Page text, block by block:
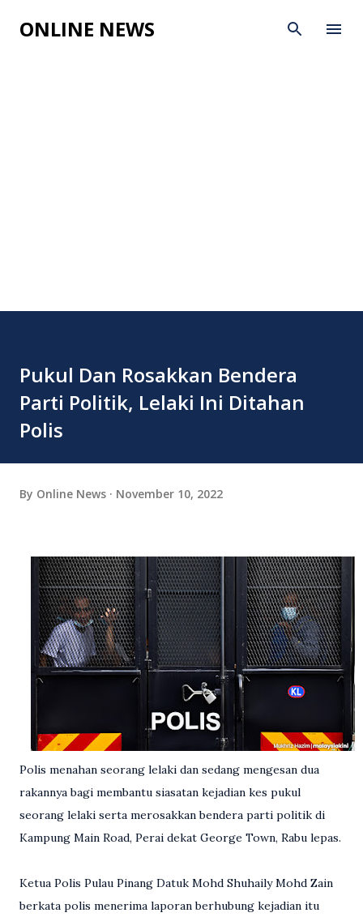
Skip to main content
ONLINE NEWS
Pukul Dan Rosakkan Bendera
Parti Politik, Lelaki Ini Ditahan
Polis
By Online News November 10, 2022
Polis menahan seorang lelaki dan sedang mengesan dua
rakannya bagi membantu siasatan kejadian kes pukul
seorang lelaki serta merosakkan bendera parti politik di
Kampung Main Road, Perai dekat George Town, Rabu lepas.
Ketua Polis Pulau Pinang Datuk Mohd Shuhaily Mohd Zain
berkata polis menerima laporan berhubung kejadian itu